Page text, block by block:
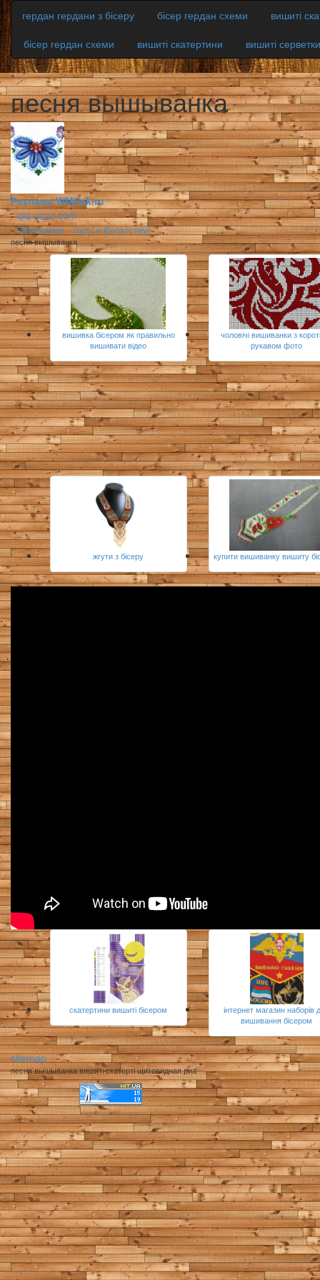
гердан гердани з бісеру бісер гердан схеми
вишиті
бісер гердан схеми
вишиті скатертини вишиті серветки
песня вышыванка
Реклама WMlink.ru
-qiq.ucoz.com
-Экономия - путь к богатству!
песня вышыванка
вишивка бісером як правильно
вишивати відео
чоловічі вишиванки з
рукавом фото
жгути з бісеру купити вишиванку вишиту
скатертини вишиті бісером
інтернет магазин наборів
вишивання бісером
sitemap
песня вышыванка вишиті скатерті щитовидная риа